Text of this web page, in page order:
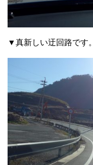
▼真新しい迂回路です。